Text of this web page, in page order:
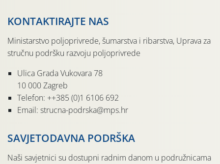
KONTAKTIRAJTE NAS
Ministarstvo poljoprivrede, šumarstva i ribarstva, Uprava za
stručnu podršku razvoju poljoprivrede
Ulica Grada Vukovara 78
10 000 Zagreb
Telefon: ++385 (0)1 6106 692
Email: strucna-podrska@mps.hr
SAVJETODAVNA PODRŠKA
Naši savjetnici su dostupni radnim danom u podružnicama